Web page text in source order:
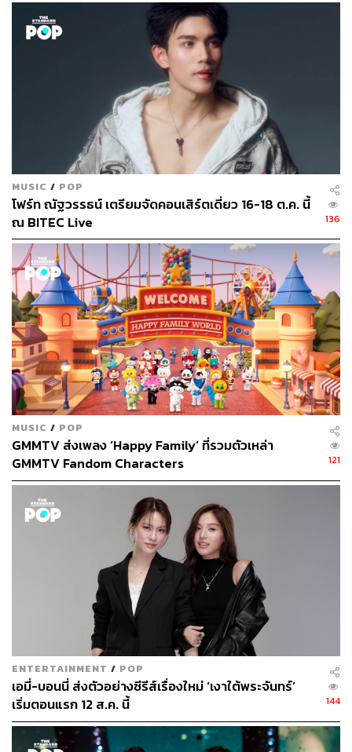
MUSIC / POP
โฟร์ท ณัฐวรรธน์ เตรียมจัดคอนเสิร์ตเดี่ยว 16-18 ต.ค. นี้
ณ BITEC Live
136
MUSIC / POP
GMMTV ส่งเพลง ‘Happy Family’ ที่รวมตัวเหล่า
GMMTV Fandom Characters
121
ENTERTAINMENT / POP
เอมี่-บอนนี่ ส่งตัวอย่างซีรีส์เรื่องใหม่ ‘เงาใต้พระจันทร์’
เริ่มตอนแรก 12 ส.ค. นี้
144